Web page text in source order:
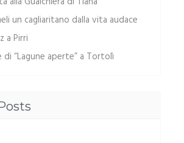
un cagliaritano dalla vita audace
a Pirri
di “Lagune aperte” a Tortolì